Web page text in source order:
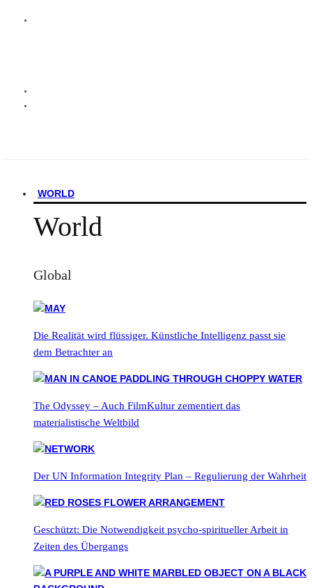
WORLD
World
Global
Die Realität wird flüssiger. Künstliche Intelligenz passt sie
dem Betrachter an
The Odyssey – Auch FilmKultur zementiert das
materialistische Weltbild
Der UN Information Integrity Plan – Regulierung der Wahrheit
Geschützt: Die Notwendigkeit psycho-spiritueller Arbeit in
Zeiten des Übergangs